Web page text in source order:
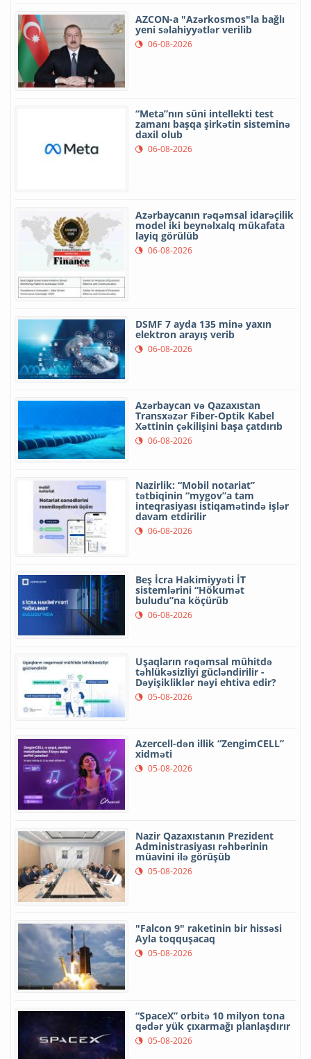
AZCON-a "Azərkosmos"la bağlı
yeni səlahiyyətlər verilib
06-08-2026
“Meta”nın süni intellekti test
zamanı başqa şirkətin sisteminə
daxil olub
06-08-2026
Azərbaycanın rəqəmsal idarəçilik
model iki beynəlxalq mükafata
layiq görülüb
06-08-2026
DSMF 7 ayda 135 minə yaxın
elektron arayış verib
06-08-2026
Azərbaycan və Qazaxıstan
Transxəzər Fiber-Optik Kabel
Xəttinin çəkilişini başa çatdırıb
06-08-2026
Nazirlik: “Mobil notariat”
tətbiqinin “mygov”a tam
inteqrasiyası istiqamətində işlər
davam etdirilir
06-08-2026
Beş İcra Hakimiyyəti İT
sistemlərini “Hökumət
buludu”na köçürüb
06-08-2026
Uşaqların rəqəmsal mühitdə
təhlükəsizliyi gücləndirilir -
Dəyişikliklər nəyi ehtiva edir?
05-08-2026
Azercell-dən illik “ZengimCELL”
xidməti
05-08-2026
Nazir Qazaxıstanın Prezident
Administrasiyası rəhbərinin
müavini ilə görüşüb
05-08-2026
"Falcon 9" raketinin bir hissəsi
Ayla toqquşacaq
05-08-2026
“SpaceX” orbitə 10 milyon tona
qədər yük çıxarmağı planlaşdırır
05-08-2026